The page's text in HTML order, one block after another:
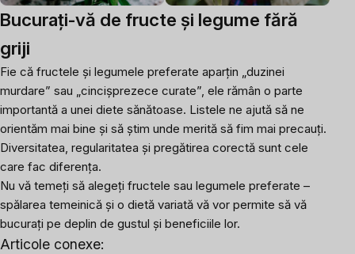
Bucurați-vă de fructe și legume fără
griji
Fie că fructele și legumele preferate aparțin „duzinei
murdare” sau „cincișprezece curate”, ele rămân o parte
importantă a unei diete sănătoase. Listele ne ajută să ne
orientăm mai bine și să știm unde merită să fim mai precauți.
Diversitatea, regularitatea și pregătirea corectă sunt cele
care fac diferența.
Nu vă temeți să alegeți fructele sau legumele preferate –
spălarea temeinică și o dietă variată vă vor permite să vă
bucurați pe deplin de gustul și beneficiile lor.
Articole conexe: